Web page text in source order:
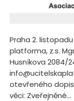
Praha 2. listopadu
platforma, z.s.
Husníkova 2084/
otevřeného
věci: Zveřejněné...